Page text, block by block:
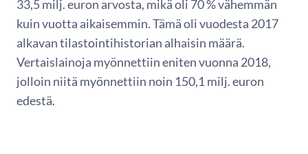
33,5 milj. euron arvosta, mikä oli 70 % vähemmän
kuin vuotta aikaisemmin. Tämä oli vuodesta 2017
alkavan tilastointihistorian alhaisin määrä.
Vertaislainoja myönnettiin eniten vuonna 2018,
jolloin niitä myönnettiin noin 150,1 milj. euron
edestä.